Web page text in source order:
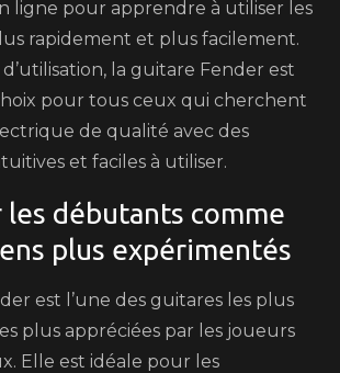
ligne pour apprendre à utiliser les
rapidement et plus facilement.
la guitare Fender est
pour tous ceux qui cherchent
de qualité avec des
et faciles à utiliser.
les débutants comme
plus expérimentés
est l’une des guitares les plus
plus appréciées par les joueurs
Elle est idéale pour les